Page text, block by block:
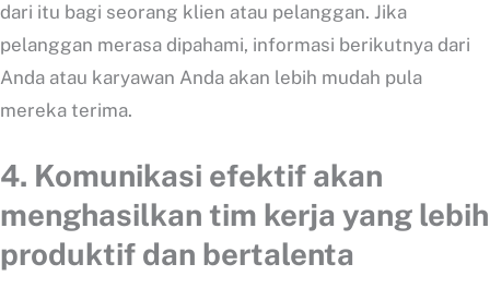
dari itu bagi seorang klien atau pelanggan. Jika
pelanggan merasa dipahami, informasi berikutnya dari
Anda atau karyawan Anda akan lebih mudah pula
mereka terima.
4. Komunikasi efektif akan
menghasilkan tim kerja yang lebih
produktif dan bertalenta